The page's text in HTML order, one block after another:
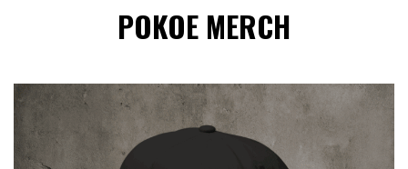
POKOE MERCH